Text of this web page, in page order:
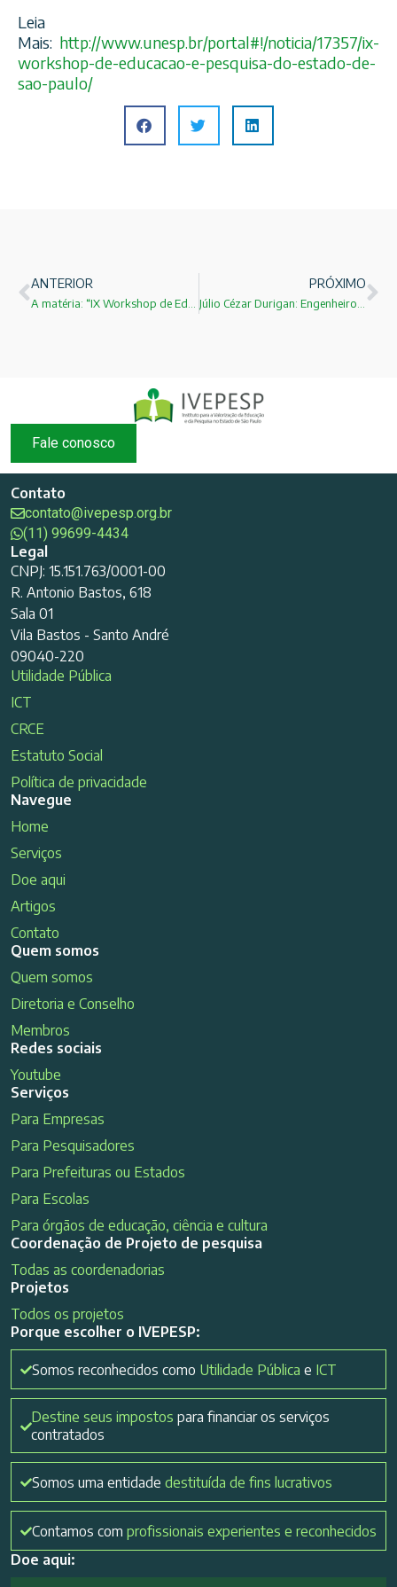
Leia
Mais: http://www.unesp.br/portal#!/noticia/17357/ix-
workshop-de-educacao-e-pesquisa-do-estado-de-
sao-paulo/
ANTERIOR
A matéria: “IX Workshop de Educação e Pesquisa do Estado de São Paulo” já está no portal da FAPESP
PRÓXIMO
Júlio Cézar Durigan: Engenheiro Agrônomo Emérito
Fale conosco
Contato
contato@ivepesp.org.br
(11) 99699-4434
Legal
CNPJ: 15.151.763/0001-00
R. Antonio Bastos, 618
Sala 01
Vila Bastos - Santo André
09040-220
Utilidade Pública
ICT
CRCE
Estatuto Social
Política de privacidade
Navegue
Home
Serviços
Doe aqui
Artigos
Contato
Quem somos
Quem somos
Diretoria e Conselho
Membros
Redes sociais
Youtube
Serviços
Para Empresas
Para Pesquisadores
Para Prefeituras ou Estados
Para Escolas
Para órgãos de educação, ciência e cultura
Coordenação de Projeto de pesquisa
Todas as coordenadorias
Projetos
Todos os projetos
Porque escolher o IVEPESP:
Somos reconhecidos como Utilidade Pública e ICT
Destine seus impostos para financiar os serviços
contratados
Somos uma entidade destituída de fins lucrativos
Contamos com profissionais experientes e reconhecidos
Doe aqui: